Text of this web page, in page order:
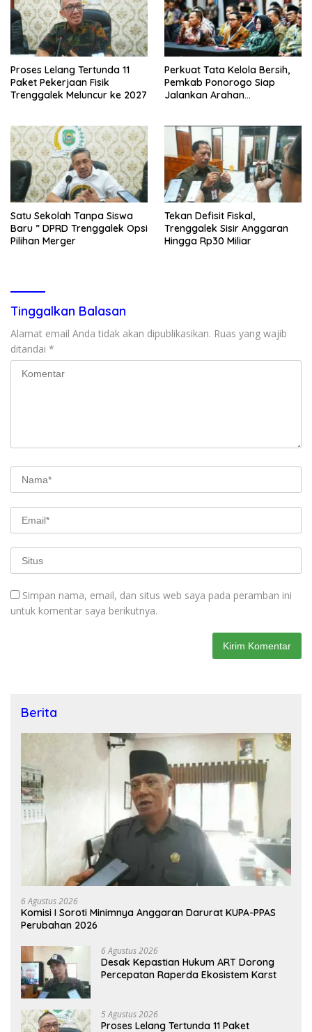
Proses Lelang Tertunda 11
Paket Pekerjaan Fisik
Trenggalek Meluncur ke 2027
Perkuat Tata Kelola Bersih,
Pemkab Ponorogo Siap
Jalankan Arahan
Satu Sekolah Tanpa Siswa
Baru ” DPRD Trenggalek Opsi
Pilihan Merger
Tekan Defisit Fiskal,
Trenggalek Sisir Anggaran
Hingga Rp30 Miliar
Tinggalkan Balasan
Alamat email Anda tidak akan dipublikasikan. Ruas yang wajib
ditandai *
Simpan nama, email, dan situs web saya pada peramban ini
untuk komentar saya berikutnya.
Berita
6 Agustus 2026
Komisi I Soroti Minimnya Anggaran Darurat KUPA-PPAS
Perubahan 2026
6 Agustus 2026
Desak Kepastian Hukum ART Dorong
Percepatan Raperda Ekosistem Karst
5 Agustus 2026
Proses Lelang Tertunda 11 Paket